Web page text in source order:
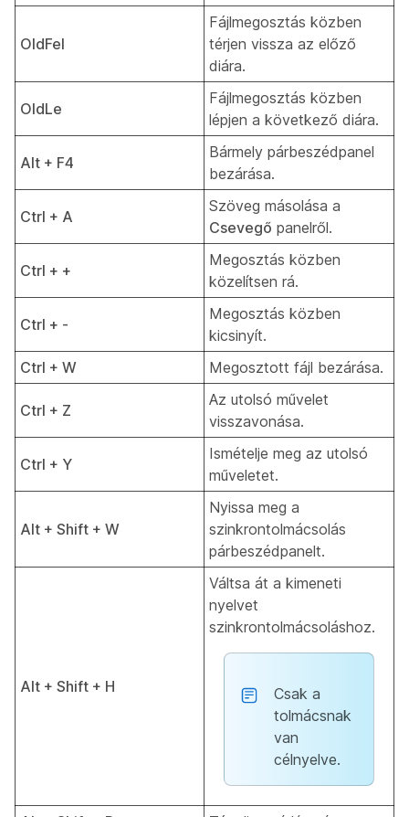
OldFel
Fájlmegosztás közben
térjen vissza az előző
diára.
OldLe
Fájlmegosztás közben
lépjen a következő diára.
Alt + F4
Bármely párbeszédpanel
bezárása.
Ctrl + A
Szöveg másolása a
Csevegő panelről.
Ctrl + +
Megosztás közben
közelítsen rá.
Ctrl + -
Megosztás közben
kicsinyít.
Ctrl + W
Megosztott fájl bezárása.
Ctrl + Z
Az utolsó művelet
visszavonása.
Ctrl + Y
Ismételje meg az utolsó
műveletet.
Alt + Shift + W
Nyissa meg a
szinkrontolmácsolás
párbeszédpanelt.
Alt + Shift + H
Váltsa át a kimeneti
nyelvet
szinkrontolmácsoláshoz.
Csak a
tolmácsnak
van
célnyelve.